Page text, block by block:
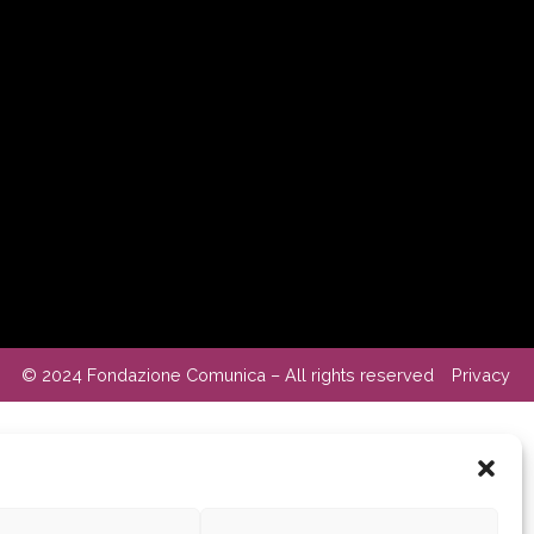
© 2024 Fondazione Comunica – All rights reserved Privacy